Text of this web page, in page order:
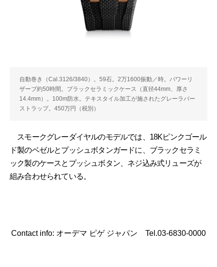
自動巻き（Cal.3126/3840）。59石。2万1600振動／時。パワーリ
ザーブ約50時間。ブラックセラミックケース（直径44mm、厚さ
14.4mm）。100m防水。テキスタイル加工が施されたグレーラバー
ストラップ。450万円（税別）
スモークグレーダイヤルのモデルでは、18Kピンクゴール
ド製のベゼルとプッシュボタンガードに、ブラックセラミ
ック製のケースとプッシュボタン、ネジ込み式リューズが
組み合わせられている。
Contact info: オーデマ ピゲ ジャパン Tel.03-6830-0000